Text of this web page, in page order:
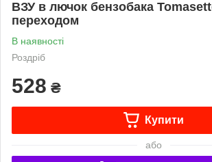
ВЗУ в лючок бензобака
переходом
В наявності
Роздріб
528 ₴
Купити
або